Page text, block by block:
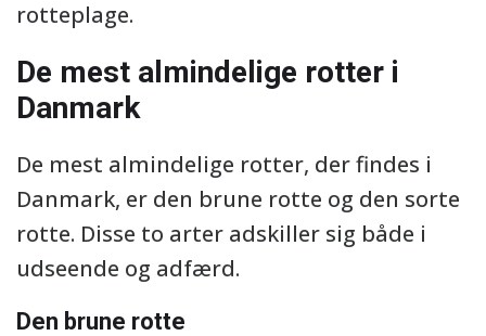
rotteplage.
De mest almindelige rotter i
Danmark
De mest almindelige rotter, der findes i
Danmark, er den brune rotte og den sorte
rotte. Disse to arter adskiller sig både i
udseende og adfærd.
Den brune rotte